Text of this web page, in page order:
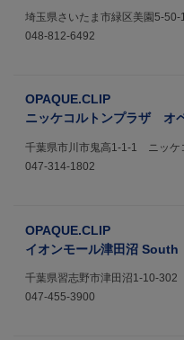
埼玉県さいたま市緑区美園5-
048-812-6492
OPAQUE.CLIP
ニッケコルトンプラザ オ
千葉県市川市鬼高1-1-1 ニッ
047-314-1802
OPAQUE.CLIP
イオンモール津田沼
千葉県習志野市津田沼1-10-
047-455-3900